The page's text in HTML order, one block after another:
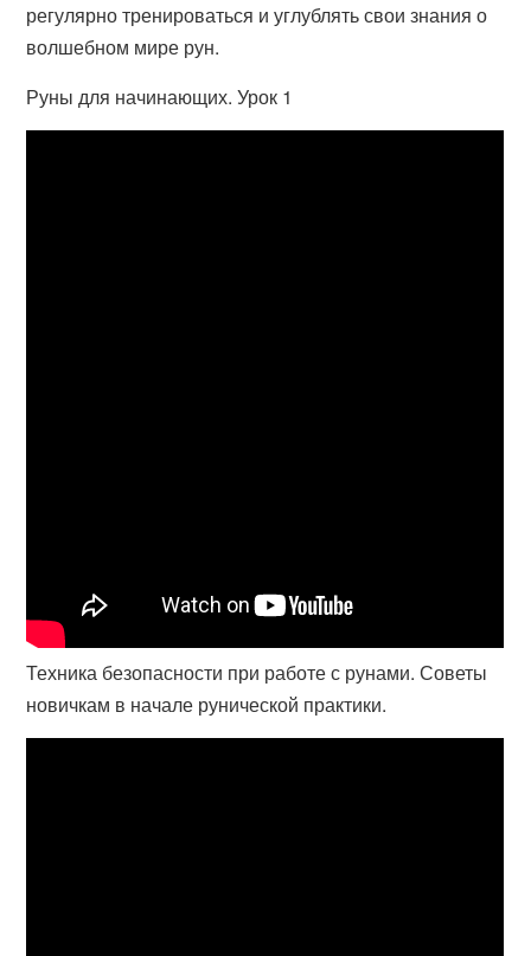
регулярно тренироваться и углублять свои знания о
волшебном мире рун.
Руны для начинающих. Урок 1
Техника безопасности при работе с рунами. Советы
новичкам в начале рунической практики.